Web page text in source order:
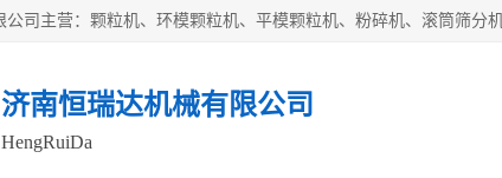
济南恒瑞达机械有限公司
HengRuiDa